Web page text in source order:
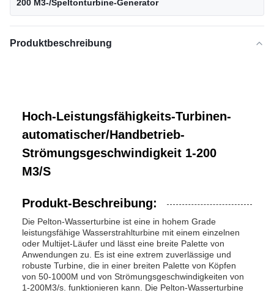
200 M3-/Speltonturbine-Generator
Produktbeschreibung
Hoch-Leistungsfähigkeits-Turbinen-
automatischer/Handbetrieb-
Strömungsgeschwindigkeit 1-200
M3/S
Produkt-Beschreibung:
Die Pelton-Wasserturbine ist eine in hohem Grade
leistungsfähige Wasserstrahlturbine mit einem einzelnen
oder Multijet-Läufer und lässt eine breite Palette von
Anwendungen zu. Es ist eine extrem zuverlässige und
robuste Turbine, die in einer breiten Palette von Köpfen
von 50-1000M und von Strömungsgeschwindigkeiten von
1-200M3/s. funktionieren kann. Die Pelton-Wasserturbine